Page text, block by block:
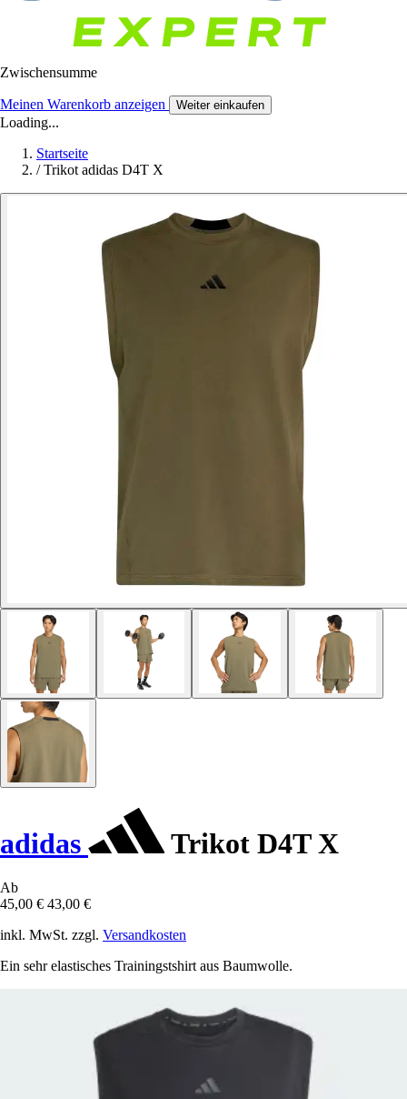
Zwischensumme
Meinen Warenkorb anzeigen Weiter einkaufen
Loading...
Startseite
/ Trikot adidas D4T X
adidas Trikot D4T X
Ab
45,00 € 43,00 €
inkl. MwSt. zzgl. Versandkosten
Ein sehr elastisches Trainingstshirt aus Baumwolle.